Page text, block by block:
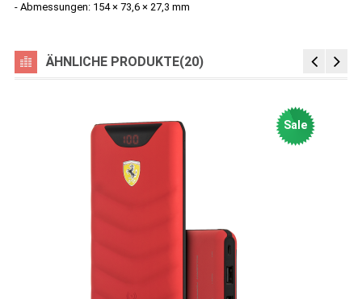
- Abmessungen: 154 × 73,6 × 27,3 mm
ÄHNLICHE PRODUKTE(20)
Sale